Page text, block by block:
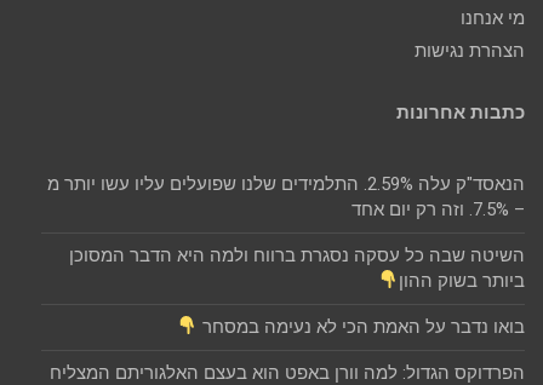
מי אנחנו
הצהרת נגישות
כתבות אחרונות
הנאסד"ק עלה 2.59%. התלמידים שלנו שפועלים עליו עשו יותר מ
– 7.5%. וזה רק יום אחד
השיטה שבה כל עסקה נסגרת ברווח ולמה היא הדבר המסוכן
ביותר בשוק ההון
בואו נדבר על האמת הכי לא נעימה במסחר
הפרדוקס הגדול: למה וורן באפט הוא בעצם האלגוריתם המצליח